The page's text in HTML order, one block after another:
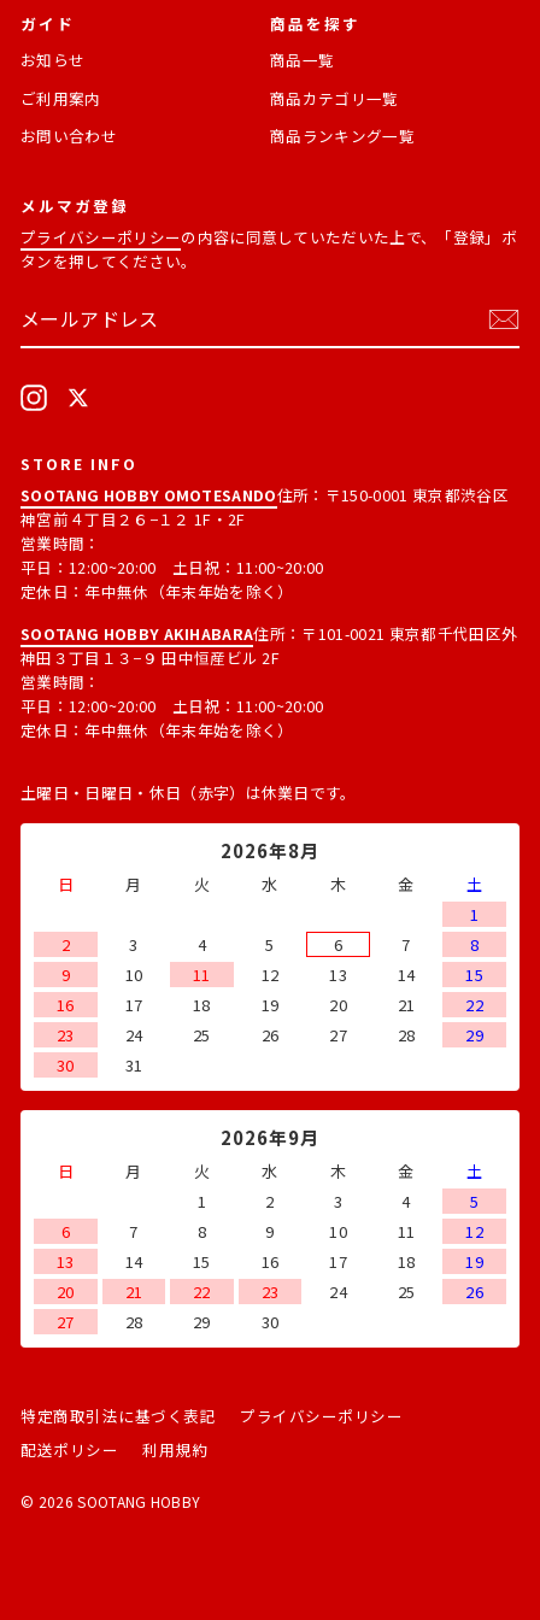
ガイド
お知らせ
ご利用案内
お問い合わせ
商品を探す
商品一覧
商品カテゴリ一覧
商品ランキング一覧
メルマガ登録
プライバシーポリシーの内容に同意していただいた上で、「登録」ボ
タンを押してください。
ー
レ
ス
読
Instagram
STORE INFO
SOOTANG HOBBY OMOTESANDO住所：〒150-0001 東京都渋谷区
神宮前４丁目２６−１２ 1F・2F
営業時間：
平日：12:00~20:00 土日祝：11:00~20:00
定休日：年中無休（年末年始を除く）
SOOTANG HOBBY AKIHABARA住所：〒101-0021 東京都千代田区外
神田３丁目１３−９ 田中恒産ビル 2F
営業時間：
平日：12:00~20:00 土日祝：11:00~20:00
定休日：年中無休（年末年始を除く）
土曜日・日曜日・休日（赤字）は休業日です。
2026年8月
日 月 火 水 木 金
土
1
2
3 4 5 6 7
8
9
10 11 12 13 14
15
16
17 18 19 20 21
22
23
24 25 26 27 28
29
30
31
2026年9月
日 月 火 水 木 金
土
1
2 3 4
5
6
7 8 9 10 11
12
13
14 15 16 17 18
19
20
21 22 23 24 25
26
27
28 29 30
© 2026 SOOTANG HOBBY
特定商取引法に基づく表記
プライバシーポリシー
配送ポリシー
利用規約